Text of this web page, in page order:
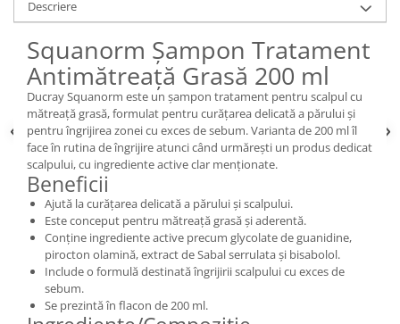
Descriere
Squanorm Șampon Tratament
Antimătreață Grasă 200 ml
Ducray Squanorm este un șampon tratament pentru scalpul cu
mătreață grasă, formulat pentru curățarea delicată a părului și
pentru îngrijirea zonei cu exces de sebum. Varianta de 200 ml îl
face în rutina de îngrijire atunci când urmărești un produs dedicat
scalpului, cu ingrediente active clar menționate.
Beneficii
Ajută la curățarea delicată a părului și scalpului.
Este conceput pentru mătreață grasă și aderentă.
Conține ingrediente active precum glycolate de guanidine,
pirocton olamină, extract de Sabal serrulata și bisabolol.
Include o formulă destinată îngrijirii scalpului cu exces de
sebum.
Se prezintă în flacon de 200 ml.